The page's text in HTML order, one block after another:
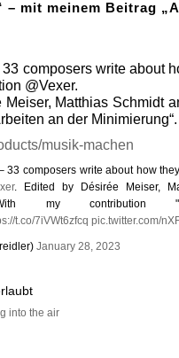
– mit meinem Beitrag
33 composers write about
@Vexer.
Meiser, Matthias Schmidt
an der Minimierung“.
musik-machen
33 composers write about how
. Edited by Désirée Meiser,
With my contribution
t.co/7iVWt6zfcq pic.twitter.com/
January 28, 2023
into the air